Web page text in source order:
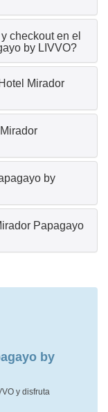
checkout en el
by LIVVO?
Mirador
by
Papagayo
by
y disfruta